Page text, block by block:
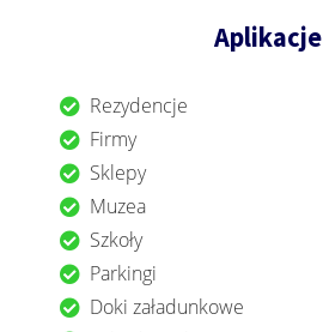
Aplikacje
Rezydencje
Firmy
Sklepy
Muzea
Szkoły
Parkingi
Doki załadunkowe